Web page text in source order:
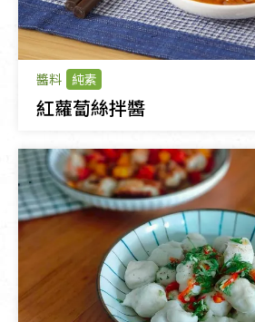
醬料 純素
紅蘿蔔絲拌醬